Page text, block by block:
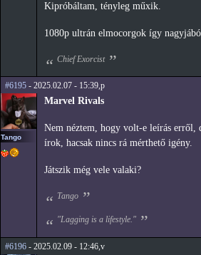
Kipróbáltam, tényleg műxik.
1080p ultrán elmocorgok így
Chief Exorcist
#6195 - 2025.02.07 - 15:39,p
Tango
Marvel Rivals
Nem néztem, hogy volt-e leírás erről,
írok, hacsak nincs rá mérthető igény.
Játszik még vele valaki?
Tango
"Lagging is a lifestyle."
#6196 - 2025.02.09 - 12:46,v